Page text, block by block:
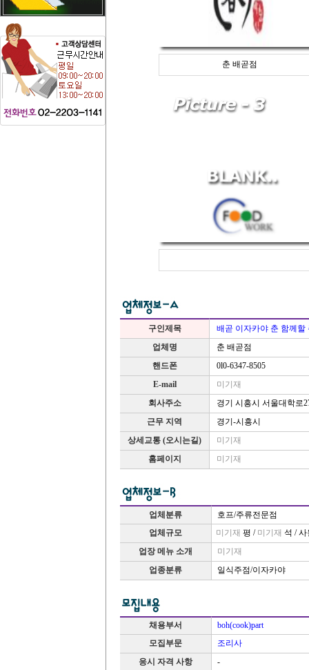
춘 배곧점
구인제목
배곧 이자카야 춘 함께
업체명
춘 배곧점
핸드폰
0l0-6347-8505
E-mail
미기재
회사주소
경기 시흥시 서울대학로
근무 지역
경기-시흥시
상세교통 (오시는길)
미기재
홈페이지
미기재
업체분류
호프/주류전문점
업체규모
미기재 평 / 미기재 석 /
업장 메뉴 소개
미기재
업종분류
일식주점/이자카야
채용부서
boh(cook)part
모집부문
조리사
응시 자격 사항
-